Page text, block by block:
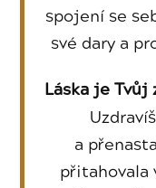
spojení se
své dary a
Láska je Tvůj
a
přitahovala